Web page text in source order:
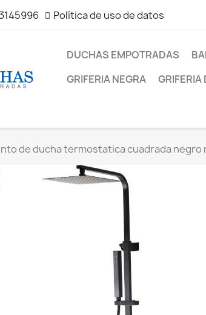
Política de uso de datos
DUCHAS EMPOTRADAS
GRIFERIA NEGRA
GRIFERIA
de ducha termostatica cuadrada negro